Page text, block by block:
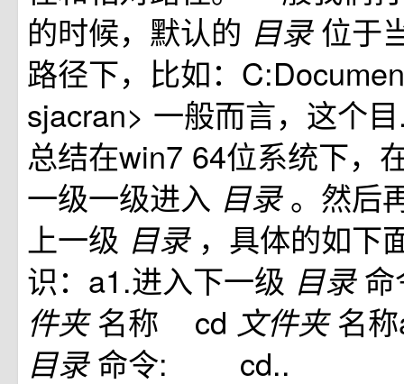
的时候，默认的 目录位于
路径下，比如：
sjacran> 一般而言，这个
总结在win7 64位系统下，
一级一级进入 目录。然后
上一级 目录 ，具体的如下
识：a1.进入下一级 目录
件夹名称 cd 文件夹名
目录命令: cd..